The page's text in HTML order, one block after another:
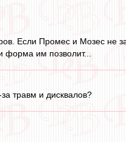
Если Промес и Мозес не
форма им позволит...
травм и дисквалов?